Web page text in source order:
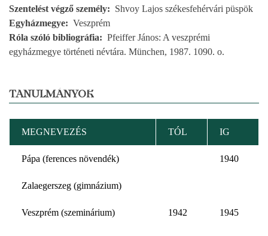
Szentelést végző személy
Shvoy Lajos székesfehérvári püspök
Egyházmegye
Veszprém
Róla szóló bibliográfia
Pfeiffer János: A veszprémi
egyházmegye történeti névtára. München, 1987. 1090. o.
TANULMÁNYOK
MEGNEVEZÉS TÓL IG
Pápa (ferences növendék) 1940
Zalaegerszeg (gimnázium)
Veszprém (szeminárium) 1942 1945